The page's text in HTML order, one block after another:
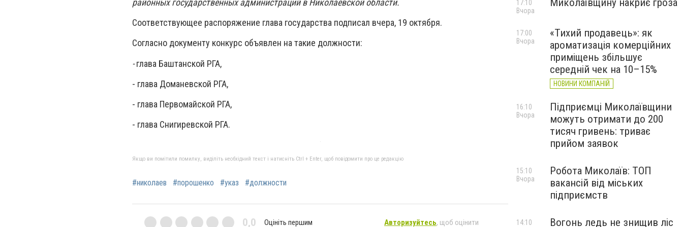
районных государственных администраций в Николаевской области.
Соответствующее распоряжение глава государства подписал вчера, 19 октября.
Согласно документу конкурс объявлен на такие должности:
-глава Баштанской РГА,
- глава Доманевской РГА,
- глава Первомайской РГА,
- глава Снигиревской РГА.
Якщо ви помітили помилку, виділіть необхідний текст і натисніть Ctrl + Enter, щоб повідомити про це редакцію
#николаев #порошенко #указ #должности
0,0 Оцініть першим Авторизуйтесь, щоб оцінити
Миколаївщину накриє гроза
17:10
Вчора
«Тихий продавець»: як
ароматизація комерційних
приміщень збільшує
середній чек на 10–15%
НОВИНИ КОМПАНІЙ
17:00
Вчора
Підприємці Миколаївщини
можуть отримати до 200
тисяч гривень: триває
прийом заявок
16:10
Вчора
Робота Миколаїв: ТОП
вакансій від міських
підприємств
15:10
Вчора
Вогонь ледь не знищив ліс
14:10